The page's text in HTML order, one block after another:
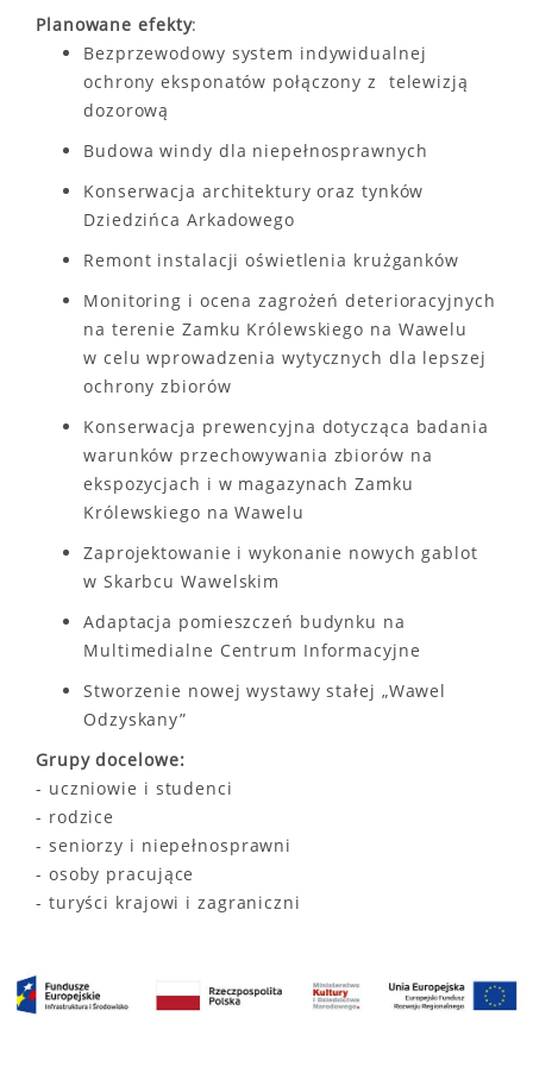
Planowane efekty:
Bezprzewodowy system indywidualnej
ochrony eksponatów połączony z telewizją
dozorową
Budowa windy dla niepełnosprawnych
Konserwacja architektury oraz tynków
Dziedzińca Arkadowego
Remont instalacji oświetlenia krużganków
Monitoring i ocena zagrożeń deterioracyjnych
na terenie Zamku Królewskiego na Wawelu
w celu wprowadzenia wytycznych dla lepszej
ochrony zbiorów
Konserwacja prewencyjna dotycząca badania
warunków przechowywania zbiorów na
ekspozycjach i w magazynach Zamku
Królewskiego na Wawelu
Zaprojektowanie i wykonanie nowych gablot
w Skarbcu Wawelskim
Adaptacja pomieszczeń budynku na
Multimedialne Centrum Informacyjne
Stworzenie nowej wystawy stałej „Wawel
Odzyskany”
Grupy docelowe:
- uczniowie i studenci
- rodzice
- seniorzy i niepełnosprawni
- osoby pracujące
- turyści krajowi i zagraniczni